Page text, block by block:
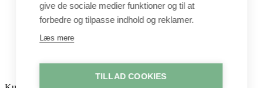
Hobby
give de sociale medier funktioner og til at
forbedre og tilpasse indhold og reklamer.
Læs mere
TILLAD COOKIES